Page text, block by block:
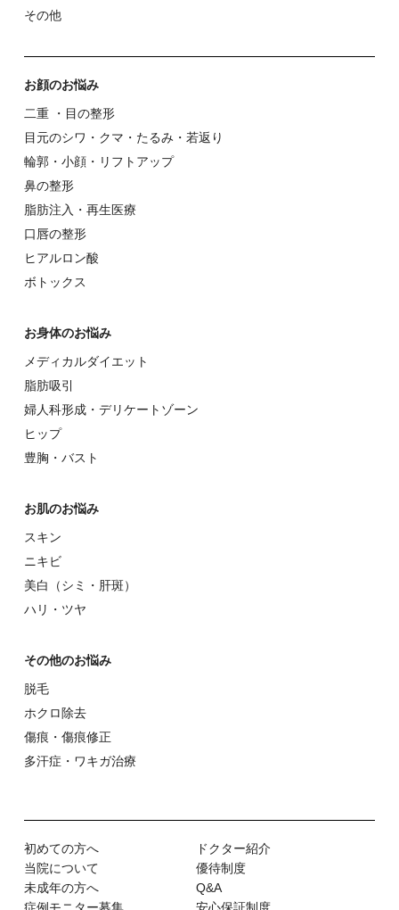
その他
お顔のお悩み
⼆重 ・⽬の整形
⽬元のシワ・クマ・たるみ・若返り
輪郭・⼩顔・リフトアップ
⿐の整形
脂肪注入・再生医療
⼝唇の整形
ヒアルロン酸
ボトックス
お⾝体のお悩み
メディカルダイエット
脂肪吸引
婦⼈科形成・デリケートゾーン
ヒップ
豊胸・バスト
お肌のお悩み
スキン
ニキビ
美⽩（シミ・肝斑）
ハリ・ツヤ
その他のお悩み
脱⽑
ホクロ除去
傷痕・傷痕修正
多汗症・ワキガ治療
初めての⽅へ
ドクター紹介
当院について
優待制度
未成年の方へ
Q&A